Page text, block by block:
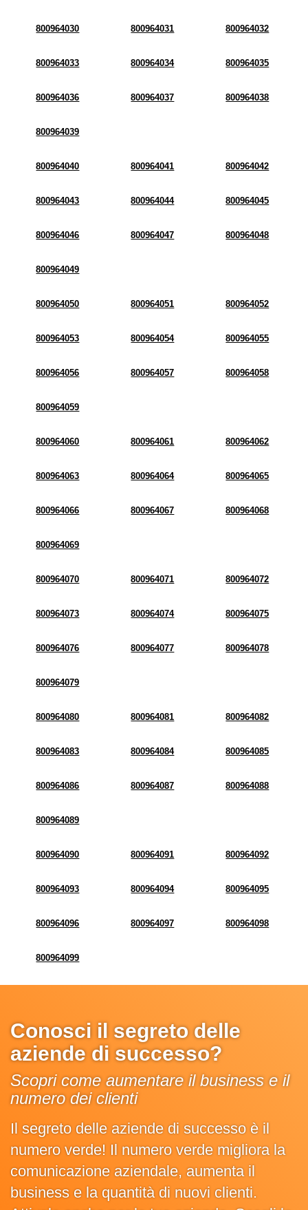
800964030 800964031 800964032
800964033 800964034 800964035
800964036 800964037 800964038
800964039
800964040 800964041 800964042
800964043 800964044 800964045
800964046 800964047 800964048
800964049
800964050 800964051 800964052
800964053 800964054 800964055
800964056 800964057 800964058
800964059
800964060 800964061 800964062
800964063 800964064 800964065
800964066 800964067 800964068
800964069
800964070 800964071 800964072
800964073 800964074 800964075
800964076 800964077 800964078
800964079
800964080 800964081 800964082
800964083 800964084 800964085
800964086 800964087 800964088
800964089
800964090 800964091 800964092
800964093 800964094 800964095
800964096 800964097 800964098
800964099
Conosci il segreto delle
aziende di successo?
Scopri come aumentare il business e il
numero dei clienti
Il segreto delle aziende di successo è il
numero verde! Il numero verde migliora la
comunicazione aziendale, aumenta il
business e la quantità di nuovi clienti.